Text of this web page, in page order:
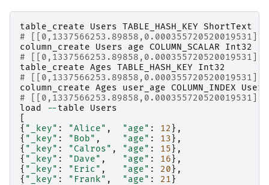
table_create Users TABLE_HASH_KEY ShortText
#
column_create
Users age COLUMN_SCALAR
Int32
#
table_create Ages TABLE_HASH_KEY
Int32
#
column_create Ages user_age COLUMN_INDEX
Users
#
load
-- table
Users
{ "_key" : "Alice" , "age" : 12 },
{ "_key" : "Bob" , "age" : 13},
{ "_key" : "Calros" , "age" : 15},
{ "_key" : "Dave" , "age" : 16},
{ "_key" : "Eric" , "age" : 20},
{ "_key" : "Frank" , "age" : 21}